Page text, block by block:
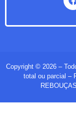
Copyright © 2026 –
total ou parcial –